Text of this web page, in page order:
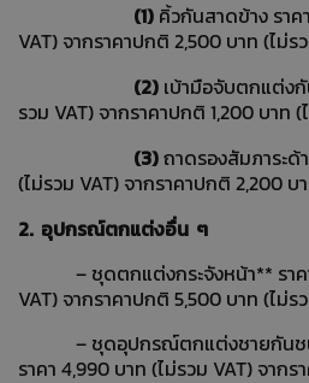
(1) คิ้วกันสาดข้าง ราค
VAT) จากราคาปกติ 2,500 บาท (ไม่ร
(2) เบ้ามือจับตกแต่งกั
รวม VAT) จากราคาปกติ 1,200 บาท (
(3) ถาดรองสัมภาระด้
(ไม่รวม VAT) จากราคาปกติ 2,200 บ
2. อุปกรณ์ตกแต่งอื่น ๆ
– ชุดตกแต่งกระจังหน้า** ราคา
VAT) จากราคาปกติ 5,500 บาท (ไม่ร
– ชุดอุปกรณ์ตกแต่งชายกันชน
ราคา 4,990 บาท (ไม่รวม VAT) จาก